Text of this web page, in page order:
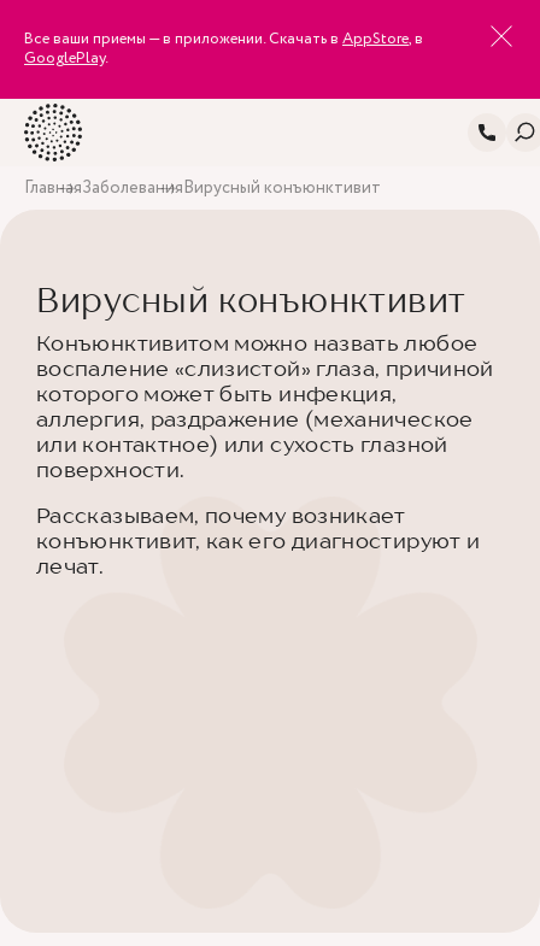
Все ваши приемы — в приложении. Скачать в AppStore, в
GooglePlay.
ГлавнаяЗаболеванияВирусный конъюнктивит
Вирусный конъюнктивит
Конъюнктивитом можно назвать любое
воспаление «слизистой» глаза, причиной
которого может быть инфекция,
аллергия, раздражение (механическое
или контактное) или сухость глазной
поверхности.
Рассказываем, почему возникает
конъюнктивит, как его диагностируют и
лечат.